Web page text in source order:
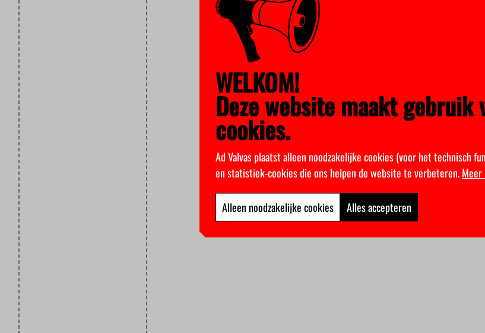
WELKOM!
Deze website maakt gebruik
cookies.
Ad Valvas plaatst alleen noodzakelijke cookies (voor het technisch
en statistiek-cookies die ons helpen de website te verbeteren.
Alleen noodzakelijke cookies Alles accepteren